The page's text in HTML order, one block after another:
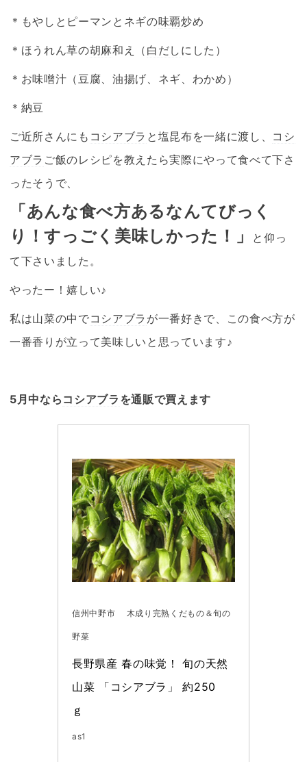
＊もやしとピーマンとネギの味覇炒め
＊ほうれん草の胡麻和え（ 白だし にした）
＊お味噌汁（豆腐、油揚げ、ネギ、わかめ）
＊納豆
ご近所さんにも コシアブラ と塩昆布を一緒に渡し、 コシ
アブラ ご飯のレシピを教えたら実際にやって食べて下さ
ったそうで、
「あんな食べ方あるなんてびっく
り！すっごく美味しかった！」
と仰っ
て下さいました。
やったー！嬉しい♪
私は山菜の中でコシアブラ が一番好きで、この食べ方が
一番香りが立って美味しいと思っています♪
5月中なら コシアブラ を通販で買えます
信州中野市 木成り完熟くだもの＆旬の
野菜
長野県産 春の味覚！ 旬の天然
山菜 「コシアブラ」 約250
ｇ
as1